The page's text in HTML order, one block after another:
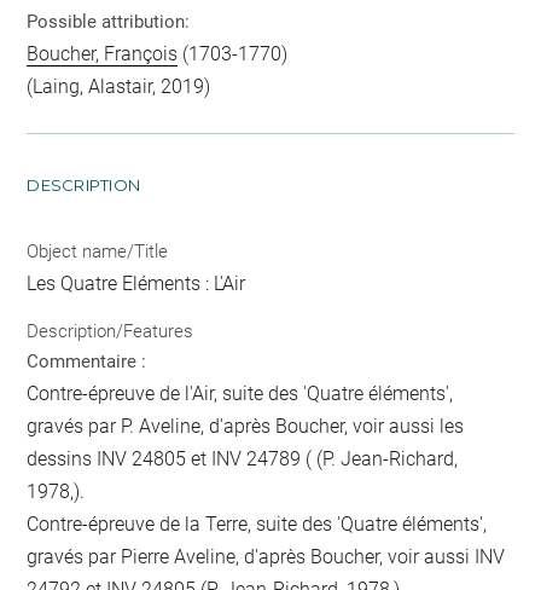
Possible attribution:
Boucher, François (1703-1770)
(Laing, Alastair, 2019)
DESCRIPTION
Object name/Title
Les Quatre Eléments : L'Air
Description/Features
Commentaire :
Contre-épreuve de l'Air, suite des 'Quatre éléments',
gravés par P. Aveline, d'après Boucher, voir aussi les
dessins INV 24805 et INV 24789 ( (P. Jean-Richard,
1978,).
Contre-épreuve de la Terre, suite des 'Quatre éléments',
gravés par Pierre Aveline, d'après Boucher, voir aussi INV